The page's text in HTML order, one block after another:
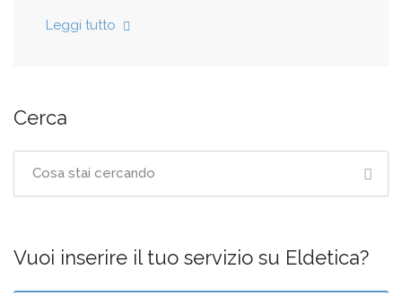
Leggi tutto
Cerca
Vuoi inserire il tuo servizio su Eldetica?